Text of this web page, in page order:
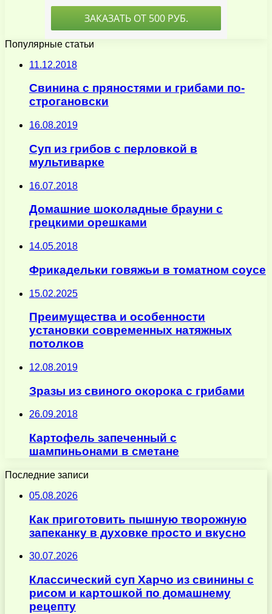
Популярные статьи
11.12.2018
Cвинина с пряностями и грибами по-
строгановски
16.08.2019
Суп из грибов с перловкой в
мультиварке
16.07.2018
Домашние шоколадные брауни с
грецкими орешками
14.05.2018
Фрикадельки говяжьи в томатном соусе
15.02.2025
Преимущества и особенности
установки современных натяжных
потолков
12.08.2019
Зразы из свиного окорока с грибами
26.09.2018
Картофель запеченный с
шампиньонами в сметане
Последние записи
05.08.2026
Как приготовить пышную творожную
запеканку в духовке просто и вкусно
30.07.2026
Классический суп Харчо из свинины с
рисом и картошкой по домашнему
рецепту